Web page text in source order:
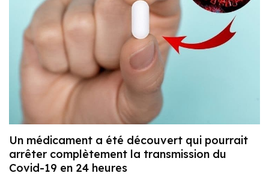
Un médicament a été découvert qui pourrait
arrêter complètement la transmission du
Covid-19 en 24 heures